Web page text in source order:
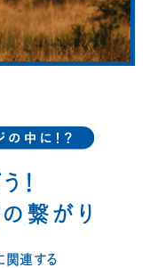
！
繋がり
関連する